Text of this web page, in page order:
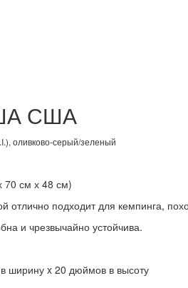
США
оливково-серый/зеленый
70 см х 48 см)
подходит для кемпинга,
и чрезвычайно устойчива.
ширину x 20 дюймов в высоту